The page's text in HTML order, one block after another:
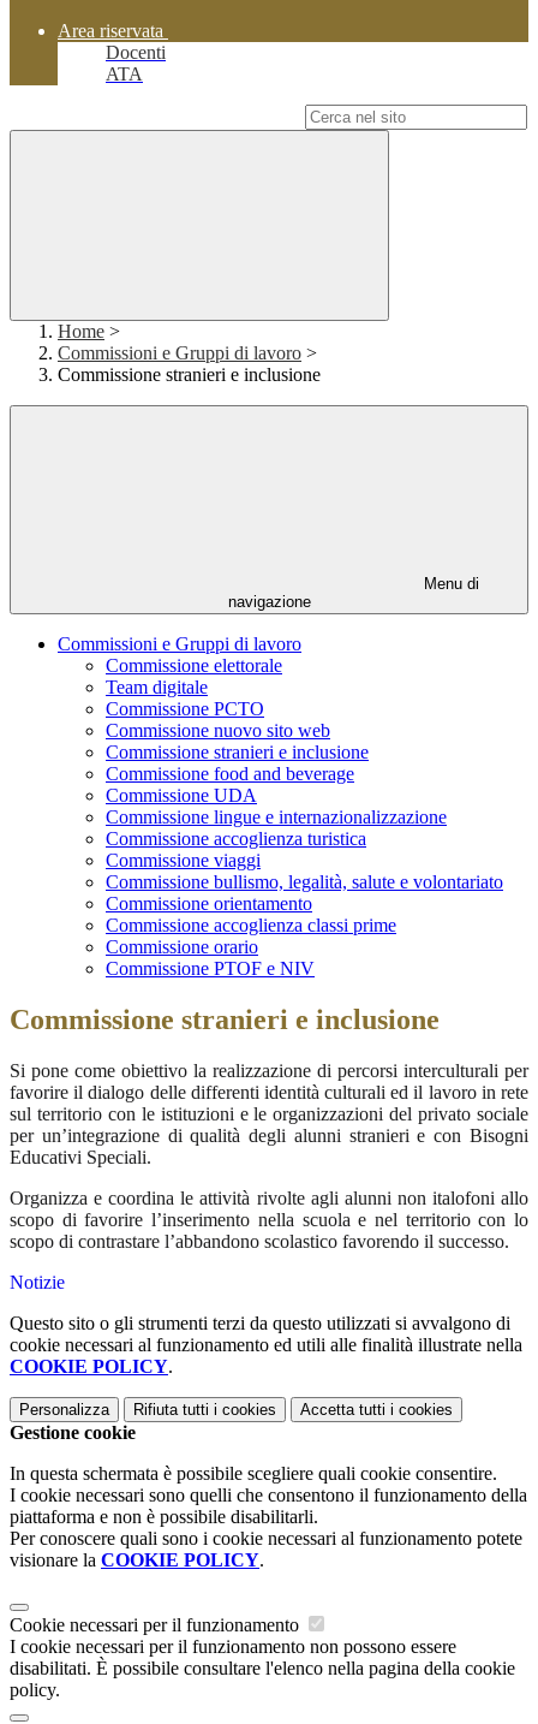
Area riservata
Docenti
ATA
Home >
Commissioni e Gruppi di lavoro >
Commissione stranieri e inclusione
Menu di
navigazione
Commissioni e Gruppi di lavoro
Commissione elettorale
Team digitale
Commissione PCTO
Commissione nuovo sito web
Commissione stranieri e inclusione
Commissione food and beverage
Commissione UDA
Commissione lingue e internazionalizzazione
Commissione accoglienza turistica
Commissione viaggi
Commissione bullismo, legalità, salute e volontariato
Commissione orientamento
Commissione accoglienza classi prime
Commissione orario
Commissione PTOF e NIV
Commissione stranieri e inclusione
Si pone come obiettivo la realizzazione di percorsi interculturali per
favorire il dialogo delle differenti identità culturali ed il lavoro in rete
sul territorio con le istituzioni e le organizzazioni del privato sociale
per un’integrazione di qualità degli alunni stranieri e con Bisogni
Educativi Speciali.
Organizza e coordina le attività rivolte agli alunni non italofoni allo
scopo di favorire l’inserimento nella scuola e nel territorio con lo
scopo di contrastare l’abbandono scolastico favorendo il successo.
Notizie
Questo sito o gli strumenti terzi da questo utilizzati si avvalgono di
cookie necessari al funzionamento ed utili alle finalità illustrate nella
COOKIE POLICY.
Personalizza Rifiuta tutti i cookies Accetta tutti i cookies
Gestione cookie
In questa schermata è possibile scegliere quali cookie consentire.
I cookie necessari sono quelli che consentono il funzionamento della
piattaforma e non è possibile disabilitarli.
Per conoscere quali sono i cookie necessari al funzionamento potete
visionare la COOKIE POLICY.
Cookie necessari per il funzionamento
I cookie necessari per il funzionamento non possono essere
disabilitati. È possibile consultare l'elenco nella pagina della cookie
policy.